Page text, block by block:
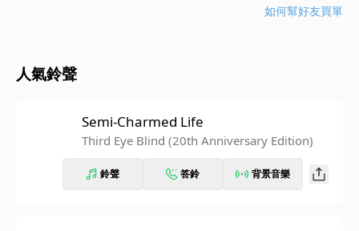
如何幫好友買單
人氣鈴聲
Semi-Charmed Life
Third Eye Blind (20th Anniversary Edition)
鈴聲 答鈴 背景音樂